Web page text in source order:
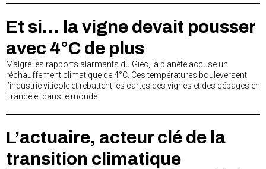
Et si… la vigne devait pousser
avec 4°C de plus
Malgré les rapports alarmants du Giec, la planète accuse un
réchauffement climatique de 4°C. Ces températures bouleversent
l’industrie viticole et rebattent les cartes des vignes et des cépages en
France et dans le monde.
L’actuaire, acteur clé de la
transition climatique